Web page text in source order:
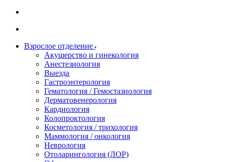
Взрослое отделение
Акушерство и гинекология
Анестезиология
Выезда
Гастроэнтерология
Гематология / Гемостазиология
Дерматовенерология
Кардиология
Колопроктология
Косметология / трихология
Маммология / онкология
Неврология
Отоларингология (ЛОР)